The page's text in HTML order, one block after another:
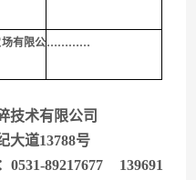
有限公…………
技术有限公司
大道13788号
89217677 139691